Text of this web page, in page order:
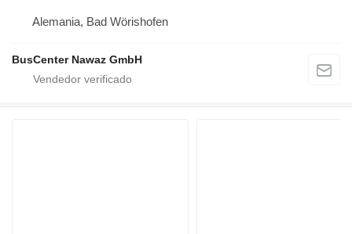
Alemania, Bad Wörishofen
BusCenter Nawaz GmbH